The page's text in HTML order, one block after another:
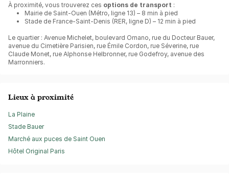
À proximité, vous trouverez ces options de transport :
Mairie de Saint-Ouen (Métro, ligne 13) – 8 min à pied
Stade de France-Saint-Denis (RER, ligne D) – 12 min à pied
Le quartier : Avenue Michelet, boulevard Ornano, rue du Docteur Bauer,
avenue du Cimetière Parisien, rue Émile Cordon, rue Séverine, rue
Claude Monet, rue Alphonse Helbronner, rue Godefroy, avenue des
Marronniers.
Lieux à proximité
La Plaine
Stade Bauer
Marché aux puces de Saint Ouen
Hôtel Original Paris